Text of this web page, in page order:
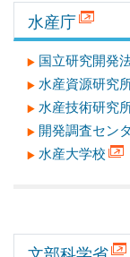
水産庁
国立研究開発
水産資源研究
水産技術研究
開発調査セン
水産大学校